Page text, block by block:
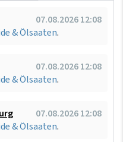
07.08.2026 12:08
& Ölsaaten.
07.08.2026 12:08
& Ölsaaten.
07.08.2026 12:08
& Ölsaaten.